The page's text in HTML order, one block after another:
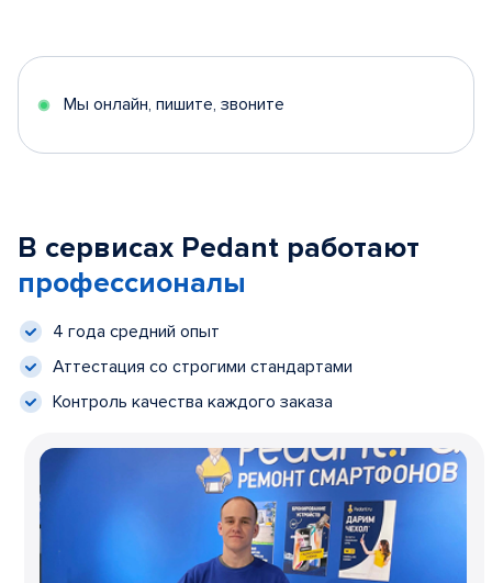
Мы онлайн, пишите, звоните
В сервисах Pedant работают
профессионалы
4 года средний опыт
Аттестация со строгими стандартами
Контроль качества каждого заказа